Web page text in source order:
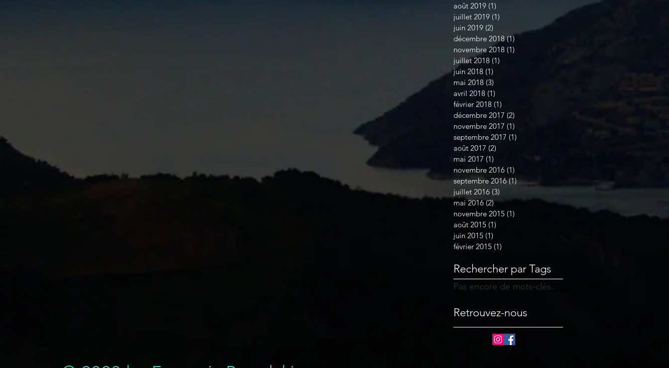
août 2019 (1)
juillet 2019 (1)
juin 2019 (2)
décembre 2018 (1)
novembre 2018 (1)
juillet 2018 (1)
juin 2018 (1)
mai 2018 (3)
avril 2018 (1)
février 2018 (1)
décembre 2017 (2)
novembre 2017 (1)
septembre 2017 (1)
août 2017 (2)
mai 2017 (1)
novembre 2016 (1)
septembre 2016 (1)1 post
juillet 2016 (3)
mai 2016 (2)2 posts
novembre 2015 (1)
août 2015 (1)
juin 2015 (1)
février 2015 (1)
Rechercher par Tags
Pas encore de mots-clés.
Retrouvez-nous